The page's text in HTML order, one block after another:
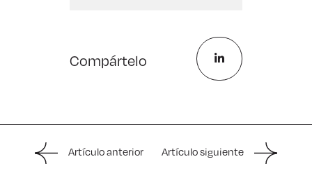
Compártelo
Artículo anterior Artículo siguiente